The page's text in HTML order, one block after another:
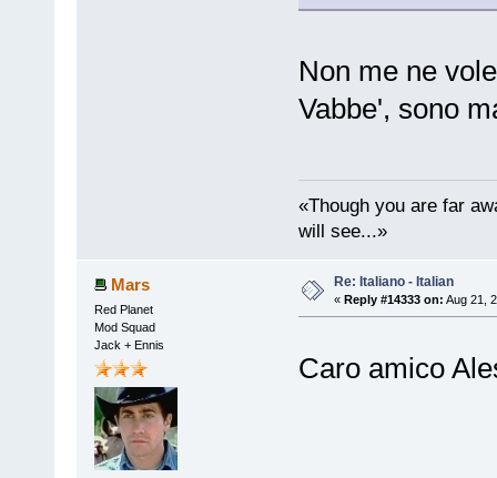
Non me ne
Vabbe', sono
«Though you are far
will see...»
Mars
Red Planet
Mod Squad
Jack + Ennis
Re: Italiano - Italian
« Reply #14333 on: Aug 21,
Caro amico